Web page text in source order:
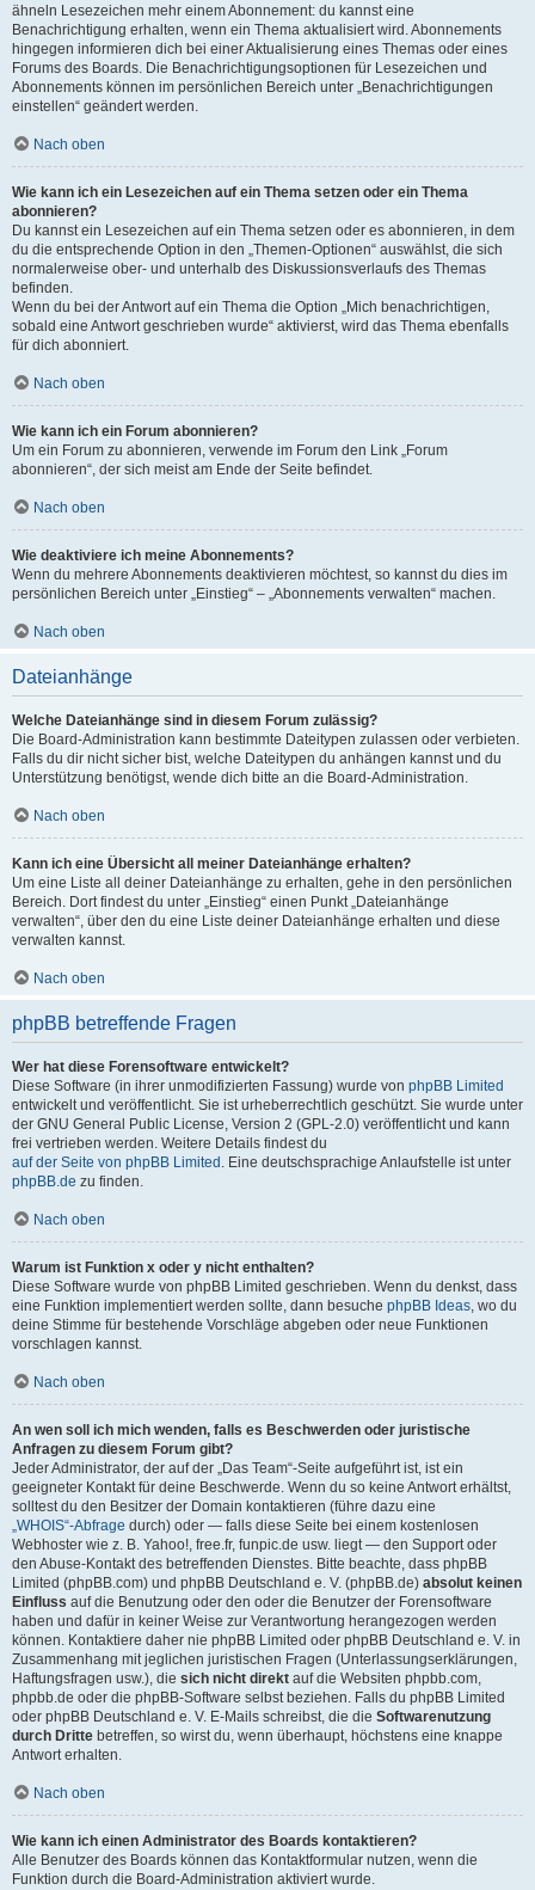
ähneln Lesezeichen mehr einem Abonnement: du kannst eine
Benachrichtigung erhalten, wenn ein Thema aktualisiert wird. Abonnements
hingegen informieren dich bei einer Aktualisierung eines Themas oder eines
Forums des Boards. Die Benachrichtigungsoptionen für Lesezeichen und
Abonnements können im persönlichen Bereich unter „Benachrichtigungen
einstellen“ geändert werden.
Nach oben
Wie kann ich ein Lesezeichen auf ein Thema setzen oder ein Thema
abonnieren?
Du kannst ein Lesezeichen auf ein Thema setzen oder es abonnieren, in dem
du die entsprechende Option in den „Themen-Optionen“ auswählst, die sich
normalerweise ober- und unterhalb des Diskussionsverlaufs des Themas
befinden.
Wenn du bei der Antwort auf ein Thema die Option „Mich benachrichtigen,
sobald eine Antwort geschrieben wurde“ aktivierst, wird das Thema ebenfalls
für dich abonniert.
Nach oben
Wie kann ich ein Forum abonnieren?
Um ein Forum zu abonnieren, verwende im Forum den Link „Forum
abonnieren“, der sich meist am Ende der Seite befindet.
Nach oben
Wie deaktiviere ich meine Abonnements?
Wenn du mehrere Abonnements deaktivieren möchtest, so kannst du dies im
persönlichen Bereich unter „Einstieg“ – „Abonnements verwalten“ machen.
Nach oben
Dateianhänge
Welche Dateianhänge sind in diesem Forum zulässig?
Die Board-Administration kann bestimmte Dateitypen zulassen oder verbieten.
Falls du dir nicht sicher bist, welche Dateitypen du anhängen kannst und du
Unterstützung benötigst, wende dich bitte an die Board-Administration.
Nach oben
Kann ich eine Übersicht all meiner Dateianhänge erhalten?
Um eine Liste all deiner Dateianhänge zu erhalten, gehe in den persönlichen
Bereich. Dort findest du unter „Einstieg“ einen Punkt „Dateianhänge
verwalten“, über den du eine Liste deiner Dateianhänge erhalten und diese
verwalten kannst.
Nach oben
phpBB betreffende Fragen
Wer hat diese Forensoftware entwickelt?
Diese Software (in ihrer unmodifizierten Fassung) wurde von phpBB Limited
entwickelt und veröffentlicht. Sie ist urheberrechtlich geschützt. Sie wurde unter
der GNU General Public License, Version 2 (GPL-2.0) veröffentlicht und kann
frei vertrieben werden. Weitere Details findest du
auf der Seite von phpBB Limited . Eine deutschsprachige Anlaufstelle ist unter
phpBB.de zu finden.
Nach oben
Warum ist Funktion x oder y nicht enthalten?
Diese Software wurde von phpBB Limited geschrieben. Wenn du denkst, dass
eine Funktion implementiert werden sollte, dann besuche phpBB Ideas, wo du
deine Stimme für bestehende Vorschläge abgeben oder neue Funktionen
vorschlagen kannst.
Nach oben
An wen soll ich mich wenden, falls es Beschwerden oder juristische
Anfragen zu diesem Forum gibt?
Jeder Administrator, der auf der „Das Team“-Seite aufgeführt ist, ist ein
geeigneter Kontakt für deine Beschwerde. Wenn du so keine Antwort erhältst,
solltest du den Besitzer der Domain kontaktieren (führe dazu eine
„WHOIS“-Abfrage durch) oder — falls diese Seite bei einem kostenlosen
Webhoster wie z. B. Yahoo!, free.fr, funpic.de usw. liegt — den Support oder
den Abuse-Kontakt des betreffenden Dienstes. Bitte beachte, dass phpBB
Limited (phpBB.com) und phpBB Deutschland e. V. (phpBB.de) absolut keinen
Einfluss auf die Benutzung oder den oder die Benutzer der Forensoftware
haben und dafür in keiner Weise zur Verantwortung herangezogen werden
können. Kontaktiere daher nie phpBB Limited oder phpBB Deutschland e. V. in
Zusammenhang mit jeglichen juristischen Fragen (Unterlassungserklärungen,
Haftungsfragen usw.), die sich nicht direkt auf die Websiten phpbb.com,
phpbb.de oder die phpBB-Software selbst beziehen. Falls du phpBB Limited
oder phpBB Deutschland e. V. E-Mails schreibst, die die Softwarenutzung
durch Dritte betreffen, so wirst du, wenn überhaupt, höchstens eine knappe
Antwort erhalten.
Nach oben
Wie kann ich einen Administrator des Boards kontaktieren?
Alle Benutzer des Boards können das Kontaktformular nutzen, wenn die
Funktion durch die Board-Administration aktiviert wurde.